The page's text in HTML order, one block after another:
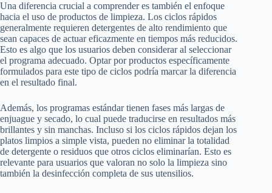
Una diferencia crucial a comprender es también el enfoque
hacia el uso de productos de limpieza. Los ciclos rápidos
generalmente requieren detergentes de alto rendimiento que
sean capaces de actuar eficazmente en tiempos más reducidos.
Esto es algo que los usuarios deben considerar al seleccionar
el programa adecuado. Optar por productos específicamente
formulados para este tipo de ciclos podría marcar la diferencia
en el resultado final.
Además, los programas estándar tienen fases más largas de
enjuague y secado, lo cual puede traducirse en resultados más
brillantes y sin manchas. Incluso si los ciclos rápidos dejan los
platos limpios a simple vista, pueden no eliminar la totalidad
de detergente o residuos que otros ciclos eliminarían. Esto es
relevante para usuarios que valoran no solo la limpieza sino
también la desinfección completa de sus utensilios.